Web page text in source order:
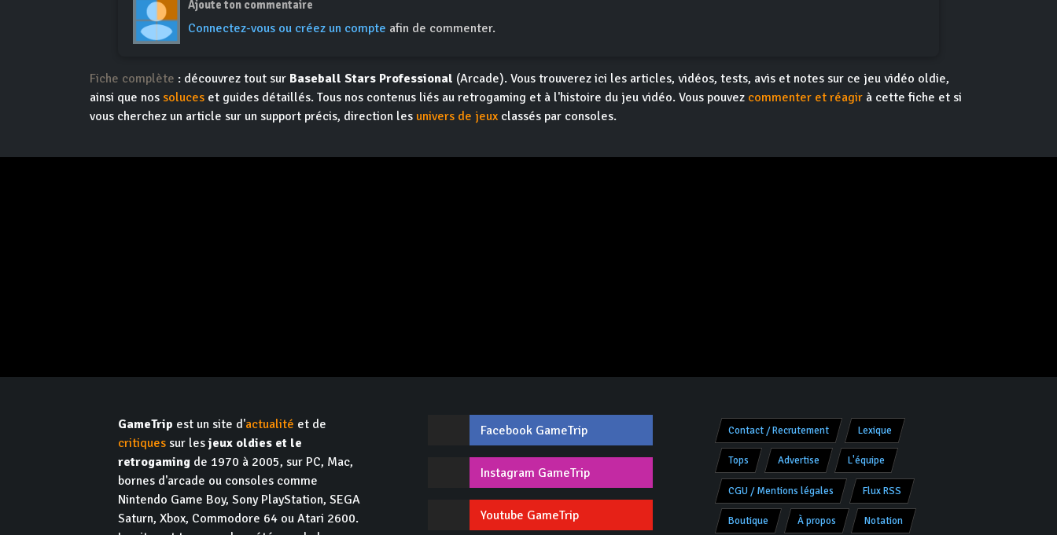
Ajoute ton commentaire
Connectez-vous ou créez un compte afin de commenter.
Fiche complète : découvrez tout sur Baseball Stars Professional (Arcade). Vous trouverez ici les articles, vidéos, tests, avis et notes sur ce jeu vidéo oldie,
ainsi que nos soluces et guides détaillés. Tous nos contenus liés au retrogaming et à l'histoire du jeu vidéo. Vous pouvez commenter et réagir à cette fiche et si
vous cherchez un article sur un support précis, direction les univers de jeux classés par consoles.
GameTrip est un site d'actualité et de
critiques sur lesjeux oldies et le
retrogaming de 1970 à 2005, sur PC, Mac,
bornes d'arcade ou consoles comme
Nintendo Game Boy, Sony PlayStation, SEGA
Saturn, Xbox, Commodore 64 ou Atari 2600.
Facebook GameTrip
Instagram GameTrip
Youtube GameTrip
Contact / Recrutement Lexique
Tops Advertise L'équipe
CGU / Mentions légales Flux RSS
Boutique À propos Notation